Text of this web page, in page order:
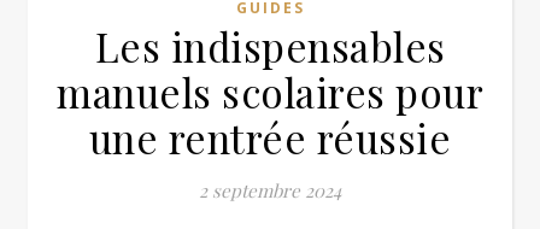
GUIDES
Les indispensables
manuels scolaires pour
une rentrée réussie
2 septembre 2024